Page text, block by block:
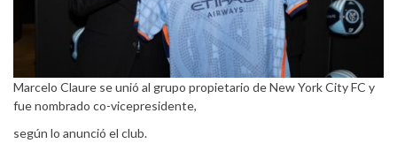
Marcelo Claure se unió al grupo propietario de New York City FC y
fue nombrado co-vicepresidente,
según lo anunció el club.